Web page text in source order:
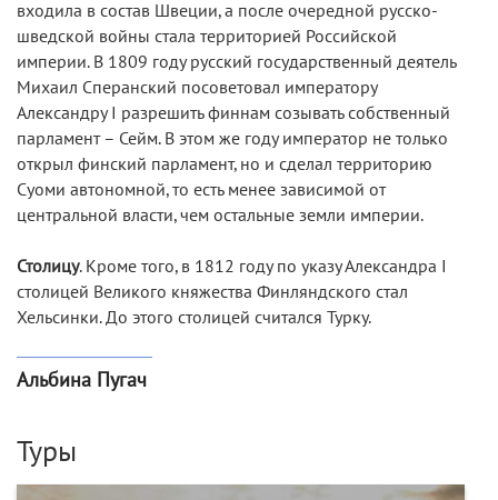
входила в состав Швеции, а после очередной русско-
шведской войны стала территорией Российской
империи. В 1809 году русский государственный деятель
Михаил Сперанский посоветовал императору
Александру I разрешить финнам созывать собственный
парламент – Сейм. В этом же году император не только
открыл финский парламент, но и сделал территорию
Суоми автономной, то есть менее зависимой от
центральной власти, чем остальные земли империи.
Столицу. Кроме того, в 1812 году по указу Александра I
столицей Великого княжества Финляндского стал
Хельсинки. До этого столицей считался Турку.
Альбина Пугач
Туры